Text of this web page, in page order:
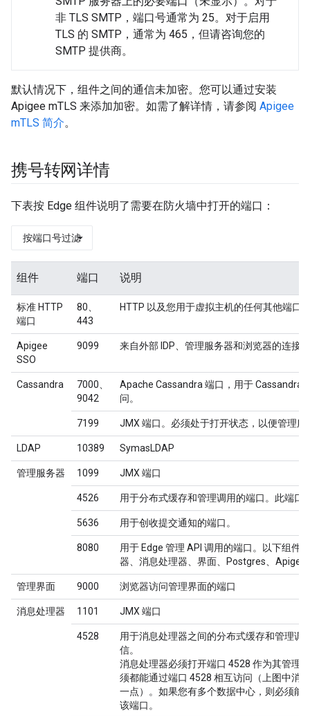
非 TLS SMTP，端口号通常为 25。对于启用
TLS 的 SMTP，通常为 465，但请咨询您的
SMTP 提供商。
默认情况下，组件之间的通信未加密。您可以通过安装
Apigee mTLS 来添加加密。如需了解详情，请参阅 Apigee
mTLS 简介。
携号转网详情
下表按 Edge 组件说明了需要在防火墙中打开的端口：
按端口号过滤
组件 端口 说明
标准 HTTP
端口
80、
443
HTTP 以及您用于虚拟主机的任何其他端口
Apigee
SSO
9099 来自外部 IDP、管理服务器和浏览器的连接
Cassandra
7000、
9042
Apache Cassandra 端口，用于 Cassandra
问。
7199 JMX 端口。必须处于打开状态，以便管理服
LDAP 10389 SymasLDAP
管理服务器 1099 JMX 端口
4526 用于分布式缓存和管理调用的端口。此端口
5636 用于创收提交通知的端口。
8080
用于 Edge 管理 API 调用的端口。以下组件
器、消息处理器、界面、Postgres、Apigee
管理界面 9000 浏览器访问管理界面的端口
消息处理器 1101 JMX 端口
4528
用于消息处理器之间的分布式缓存和管理
信。
消息处理器必须打开端口 4528 作为其管理
须都能通过端口 4528 相互访问（上图中消
一点）。如果您有多个数据中心，则必须能
该端口。